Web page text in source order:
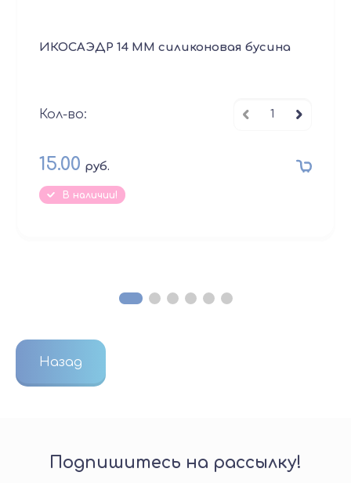
ИКОСАЭДР 14 ММ силиконовая бусина
Кол-во:
15.00 руб.
В наличии!
Назад
Подпишитесь на рассылку!